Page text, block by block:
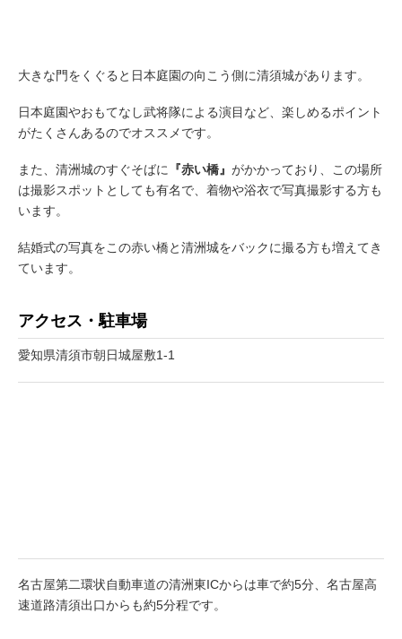
大きな門をくぐると日本庭園の向こう側に清須城があります。
日本庭園やおもてなし武将隊による演目など、楽しめるポイント
がたくさんあるのでオススメです。
また、清洲城のすぐそばに 『赤い橋』 がかかっており、この場所
は撮影スポットとしても有名で、着物や浴衣で写真撮影する方も
います。
結婚式の写真をこの赤い橋と清洲城をバックに撮る方も増えてき
ています。
アクセス・駐車場
愛知県清須市朝日城屋敷1-1
名古屋第二環状自動車道の清洲東ICからは車で約5分、名古屋高
速道路清須出口からも約5分程です。